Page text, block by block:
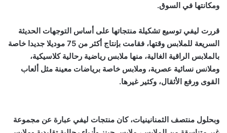
ومكانتها في السوق.
قررت ليفي توسيع تشكيلة منتجاتها على أساس التوجهات الحديثة
السريعة للملابس وقتها، فقامت بإنتاج أكثر من 75 موديلا جديدا خاصة
بالملابس الراقية الغالية، منها ملابس رياضية رحالية كلاسيكية،
وملانس نسائية عصرية، وملابس خاصة برياضات معينة مثل ألعاب
القوى ورفع الأثقال، وكثير غيرها.
وبحلول منتصف الثمنانينيات، كان منتجات ليفي عبارة عن مجموعة